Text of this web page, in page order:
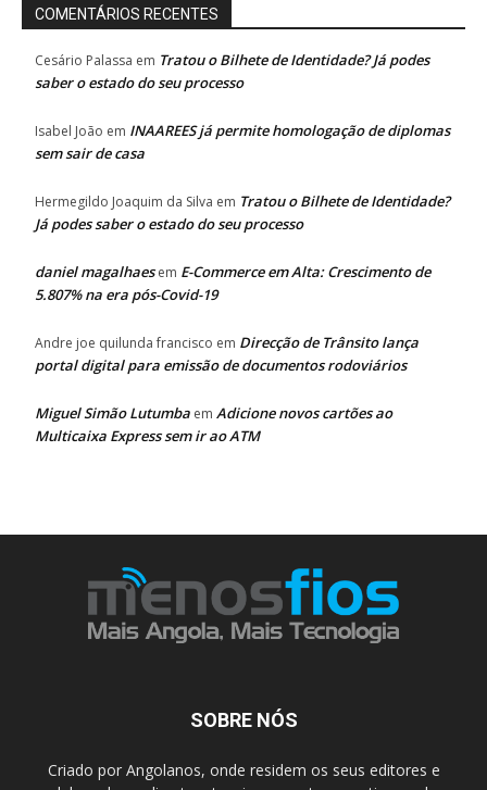
COMENTÁRIOS RECENTES
Cesário Palassa em Tratou o Bilhete de Identidade? Já podes
saber o estado do seu processo
Isabel João em INAAREES já permite homologação de diplomas
sem sair de casa
Hermegildo Joaquim da Silva em Tratou o Bilhete de Identidade?
Já podes saber o estado do seu processo
daniel magalhaesem E-Commerce em Alta: Crescimento de
5.807% na era pós-Covid-19
Andre joe quilunda francisco em Direcção de Trânsito lança
portal digital para emissão de documentos rodoviários
Miguel Simão Lutumba em Adicione novos cartões ao
Multicaixa Express sem ir ao ATM
SOBRE NÓS
Criado por Angolanos, onde residem os seus editores e